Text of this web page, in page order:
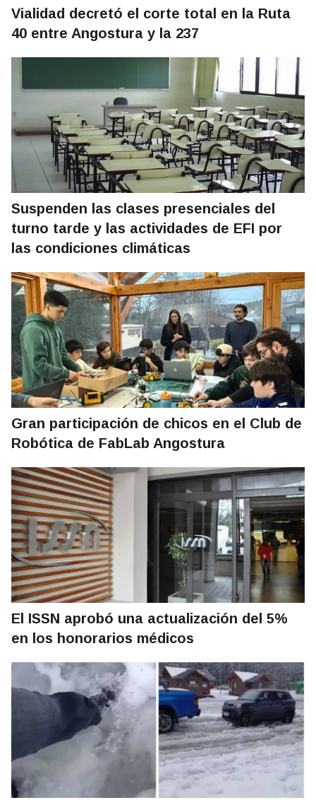
Vialidad decretó el corte total en la Ruta
40 entre Angostura y la 237
Suspenden las clases presenciales del
turno tarde y las actividades de EFI por
las condiciones climáticas
Gran participación de chicos en el Club de
Robótica de FabLab Angostura
El ISSN aprobó una actualización del 5%
en los honorarios médicos